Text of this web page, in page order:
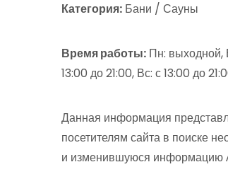
Категория: Бани / Сауны
Время работы: Пн: выходной,
13:00 до 21:00, Вс: с 13:00 до
Данная информация
посетителям сайта в поиске
и изменившуюся информацию